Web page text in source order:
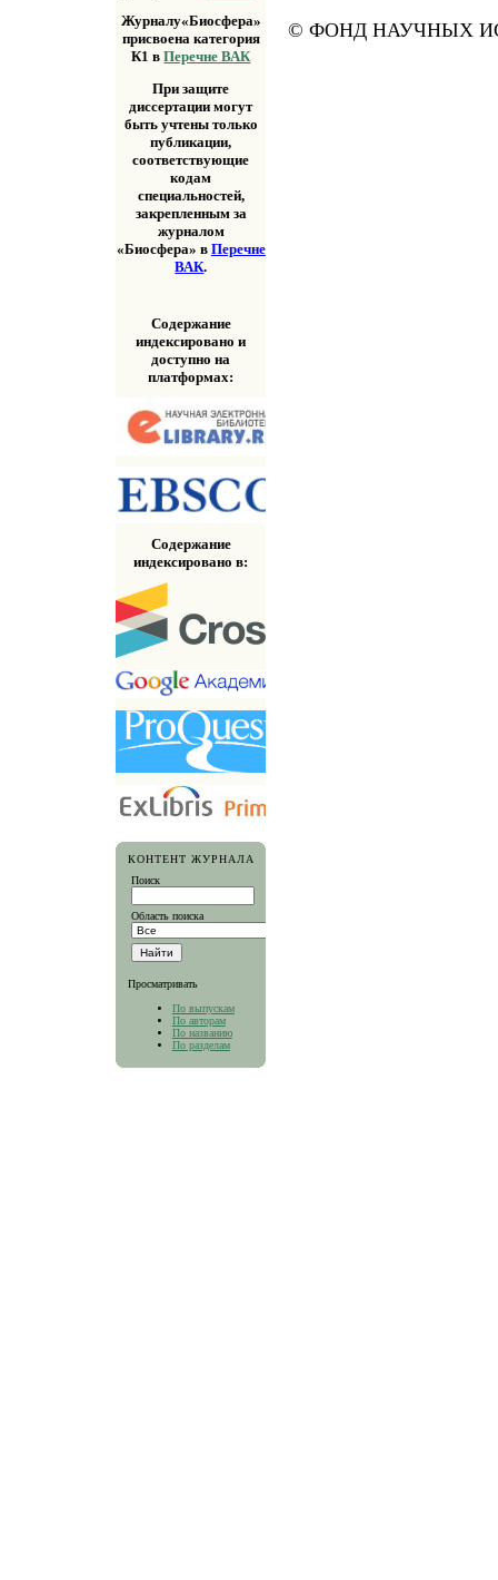
Журналу«Биосфера»
присвоена категория
К1 вПеречне ВАК
При защите
диссертации могут
быть учтены только
публикации,
соответствующие
кодам
специальностей,
закрепленным за
журналом
«Биосфера» в Перечне
ВАК.
Содержание
индексировано и
доступно на
платформах:
Содержание
индексировано в:
КОНТЕНТ ЖУРНАЛА
Поиск
Область поиска
Просматривать
По выпускам
По авторам
По названию
По разделам
© ФОНД НАУЧНЫХ